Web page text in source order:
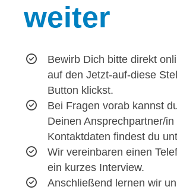
weiter
Bewirb Dich bitte direkt
auf den Jetzt-auf-diese
Button klickst.
Bei Fragen vorab kannst
Deinen Ansprechpartner/
Kontaktdaten findest du
Wir vereinbaren einen
ein kurzes Interview.
Anschließend lernen wir